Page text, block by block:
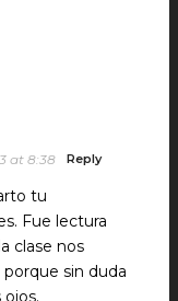
at 8:38 Reply
tu
Fue lectura
clase nos
sin duda